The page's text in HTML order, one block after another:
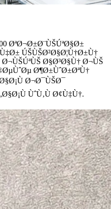
ØªØ¬Ø±Ø¨ÙŠÚªØ§Ø±
ÚŠÙŠØ²Ø§Ø¦Ù†Ø±Ù†
Ø§Ø³Ø§Ù† Ø¬ÙŠ
Ø¶Ø±ÙˆØ±ØªÙ†
Ø¬Ø¯ÙŠØ¯
ÙˆÙ‚Ù Ø¢Ù‡Ù†.